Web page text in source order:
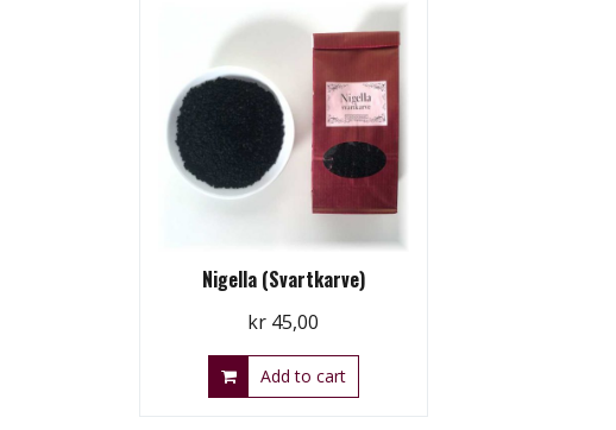
Nigella (Svartkarve)
kr 45,00
Add to cart